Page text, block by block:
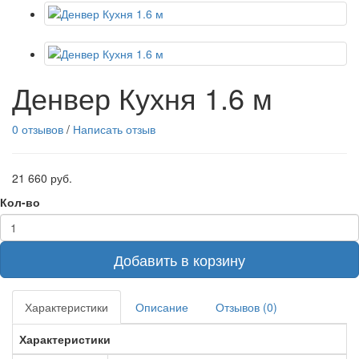
Денвер Кухня 1.6 м
0 отзывов / Написать отзыв
21 660 руб.
Кол-во
Добавить в корзину
Характеристики Описание
Отзывов (0)
Характеристики